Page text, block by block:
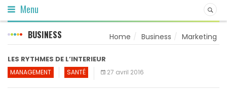
Menu
BUSINESS Home Business Marketing
LES RYTHMES DE L’INTERIEUR
MANAGEMENT SANTÉ 27 avril 2016